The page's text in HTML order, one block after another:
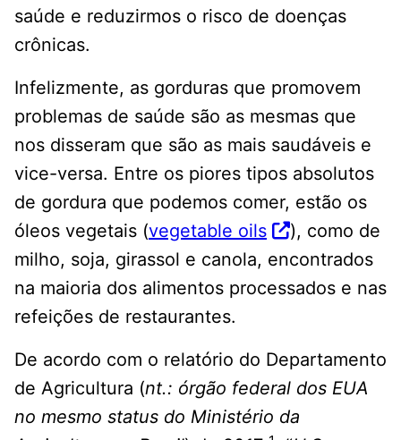
saúde e reduzirmos o risco de doenças
crônicas.
Infelizmente, as gorduras que promovem
problemas de saúde são as mesmas que
nos disseram que são as mais saudáveis e
vice-versa. Entre os piores tipos absolutos
de gordura que podemos comer, estão os
óleos vegetais (vegetable oils
), como de
milho, soja, girassol e canola, encontrados
na maioria dos alimentos processados e nas
refeições de restaurantes.
De acordo com o relatório do Departamento
de Agricultura (nt.: órgão federal dos EUA
no mesmo status do Ministério da